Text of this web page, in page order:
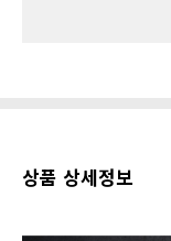
상품 상세정보